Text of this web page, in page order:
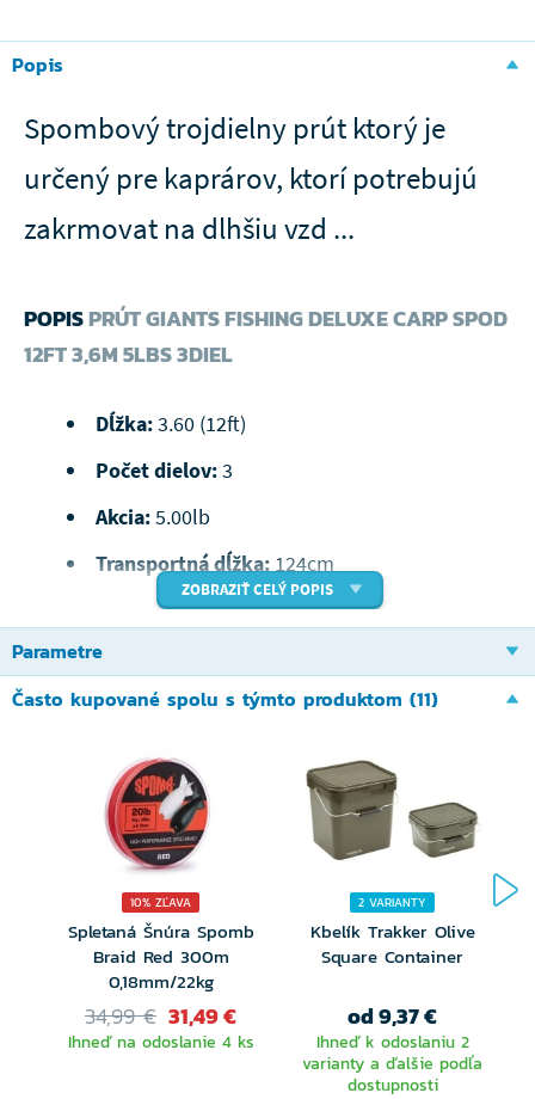
Popis
Spombový trojdielny prút ktorý je
určený pre kaprárov, ktorí potrebujú
zakrmovat na dlhšiu vzd ...
POPISPRÚT GIANTS FISHING DELUXE CARP SPOD
12FT 3,6M 5LBS 3DIEL
Dĺžka:3.60 (12ft)
Počet dielov:3
Akcia:5.00lb
Transportná dĺžka: 124cm
Váha prútu:445g
Prút je postavený na robustnom grafitovom blanku, v
čisto čierno matnom dizajne.
Tento prút sa nezľakne ani pňa naložené rakete.
Kvalitné sedlo a kónické zakončenie rukoväti, vďaka
ktorej máte prút pevne v rukách. Prút je osadený
šiestimi SIC keramickými očkami, vrátane
navádzacieho s priemerom 50mm.
ZOBRAZIŤ CELÝ POPIS
Parametre
Často kupované spolu s týmto produktom (11)
10% ZĽAVA
Spletaná Šnúra Spomb
Braid Red 300m
0,18mm/22kg
34,99 € 31,49 €
Ihneď na odoslanie 4 ks
2 VARIANTY
Kbelík Trakker Olive
Square Container
od 9,37 €
Ihneď k odoslaniu 2
varianty a ďalšie podľa
dostupnosti